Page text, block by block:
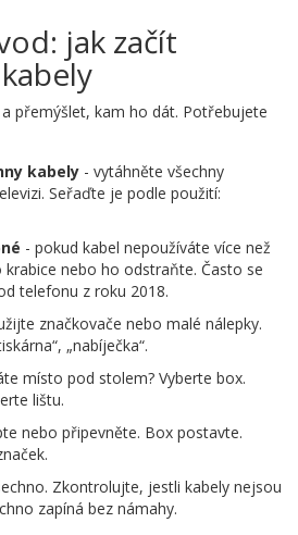
jak začít
přemýšlet, kam ho dát. Potřebujete
kabely - vytáhněte všechny
Seřaďte je podle použití:
- pokud kabel nepoužíváte více než
nebo ho odstraňte. Často se
telefonu z roku 2018.
značkovače nebo malé nálepky.
„nabíječka“.
místo pod stolem? Vyberte box.
lištu.
nebo připevněte. Box postavte.
Zkontrolujte, jestli kabely nejsou
zapíná bez námahy.